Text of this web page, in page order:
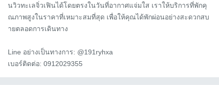
นวิวทะเลจิ่วเฟินได้โดยตรงในวันที่อากาศแจ่มใส เราให้บริการที่พักคุ
ณภาพสูงในราคาที่เหมาะสมที่สุด เพื่อให้คุณได้พักผ่อนอย่างสะดวกสบ
ายตลอดการเดินทาง
Line อย่างเป็นทางการ: @191ryhxa
เบอร์ติดต่อ: 0912029355